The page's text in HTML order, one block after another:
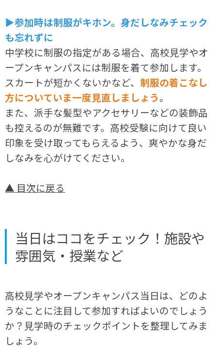
▶参加時は制服がキホン。身だしなみチェック
も忘れずに
中学校に制服の指定がある場合、高校見学やオ
ープンキャンパスには制服を着て参加します。
スカートが短かくないかなど、 制服の着こなし
方についていま一度見直しましょう。
また、派手な髪型やアクセサリーなどの装飾品
も控えるのが無難です。高校受験に向けて良い
印象を受け取ってもらえるよう、爽やかな身だ
しなみを心がけてください。
▲ 目次に戻る
当日はココをチェック！施設や
雰囲気・授業など
高校見学やオープンキャンパス当日は、どのよ
うなことに注目して参加すればよいのでしょう
か？見学時のチェックポイントを整理してみま
しょう。